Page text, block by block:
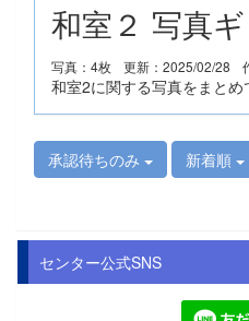
和室２ 写真
写真：4枚 更新：2025/02/28
和室2に関する写真をまとめ
承認待ちのみ 新着順
センター公式SNS